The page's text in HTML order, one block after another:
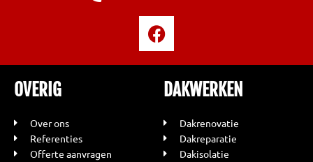
F
a
e
b
o
k
OVERIG
Over ons
Referenties
Offerte aanvragen
DAKWERKEN
Dakrenovatie
Dakreparatie
Dakisolatie